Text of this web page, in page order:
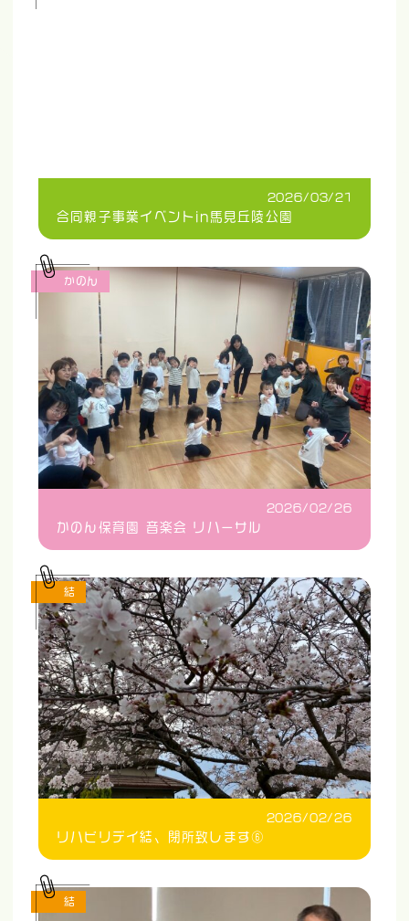
2026/03/21
合同親子事業イベントin馬見丘陵公園
2026/02/26
かのん保育園 音楽会 リハーサル
かのん
2026/02/26
リハビリデイ結、閉所致します⑥
結
結